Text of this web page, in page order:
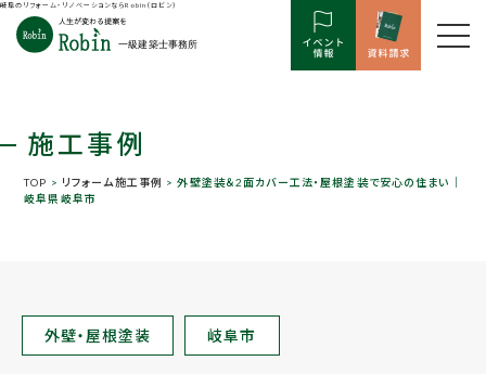
岐阜のリフォーム・リノベーションならRobin（ロビン）
施工事例
TOP > リフォーム施工事例 > 外壁塗装＆2面カバー工法・屋根塗装で安心の住まい｜
岐阜県岐阜市
外壁・屋根塗装 岐阜市